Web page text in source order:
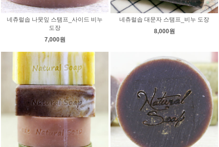
네츄럴솝 나뭇잎 스탬프_사이드 비누
도장
7,000원
네츄럴솝 대문자 스탬프_비누 도장
8,000원